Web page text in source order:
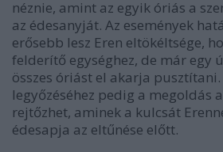
néznie, amint az egyik óriás a
az édesanyját. Az események
erősebb lesz Eren eltökéltsége,
felderítő egységhez, de már egy
összes óriást el akarja
legyőzéséhez pedig a megoldás
rejtőzhet, aminek a kulcsát
édesapja az eltűnése előtt.